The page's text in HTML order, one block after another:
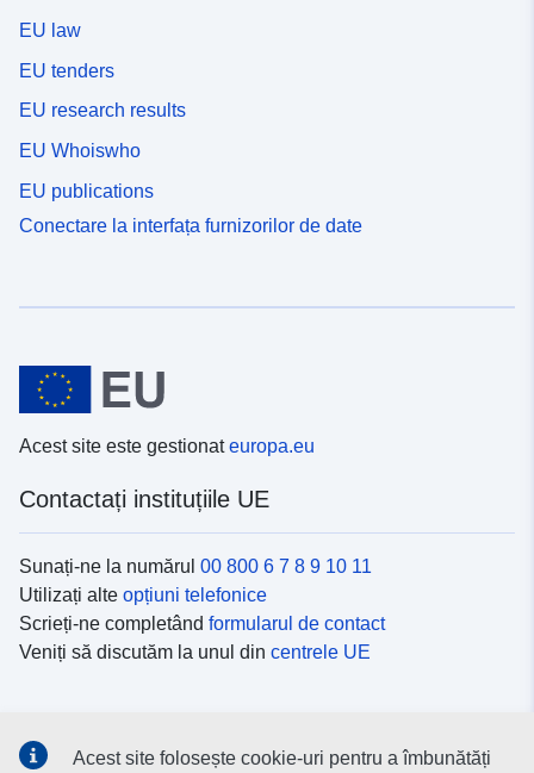
EU law
EU tenders
EU research results
EU Whoiswho
EU publications
Conectare la interfața furnizorilor de date
Acest site este gestionateuropa.eu
Contactați instituțiile UE
Sunați-ne la numărul 00 800 6 7 8 9 10 11
Utilizați alte opțiuni telefonice
Scrieți-ne completând formularul de contact
Veniți să discutăm la unul din centrele UE
Acest site folosește cookie-uri pentru a îmbunătăți